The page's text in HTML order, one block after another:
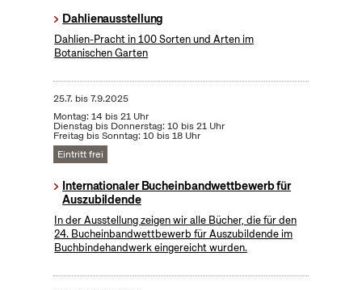
Dahlienausstellung
Dahlien-Pracht in 100 Sorten und Arten im
Botanischen Garten
25.7. bis7.9.2025
Montag: 14 bis 21 Uhr
Dienstag bis Donnerstag: 10 bis 21 Uhr
Freitag bis Sonntag: 10 bis 18 Uhr
Eintritt frei
Internationaler Bucheinbandwettbewerb für
Auszubildende
In der Ausstellung zeigen wir alle Bücher, die für den
24. Bucheinbandwettbewerb für Auszubildende im
Buchbindehandwerk eingereicht wurden.